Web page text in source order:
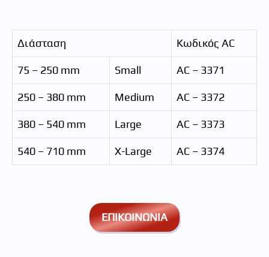
Διάσταση Κωδικός AC
75 – 250 mm Small AC – 3371
250 – 380 mm Medium AC – 3372
380 – 540 mm Large AC – 3373
540 – 710 mm X-Large AC – 3374
ΕΠΙΚΟΙΝΩΝΙΑ